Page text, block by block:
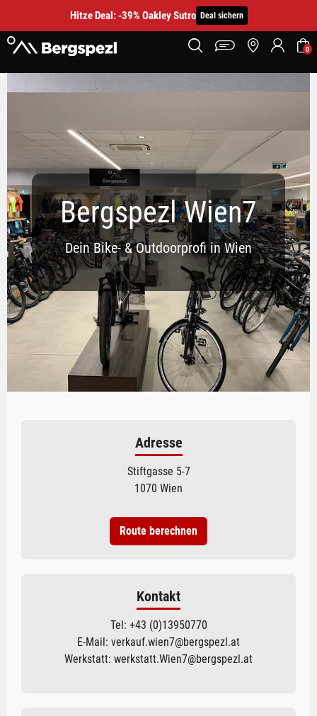
Hitze Deal: -39% Oakley Sutro Deal sichern
0
Bergspezl Wien7
Dein Bike- & Outdoorprofi in Wien
Adresse
Stiftgasse 5-7
1070 Wien
Route berechnen
Kontakt
Tel: +43 (0)13950770
E-Mail: verkauf.wien7@bergspezl.at
Werkstatt: werkstatt.Wien7@bergspezl.at